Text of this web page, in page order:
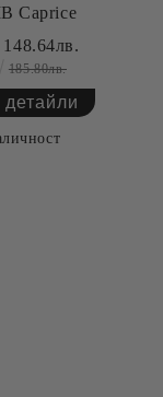
Caprice
148.64лв.
185.80лв.